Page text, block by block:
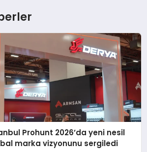
Prohunt 2026’da yeni nesil
marka vizyonunu sergiledi